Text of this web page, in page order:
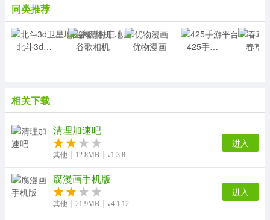
同类推荐
北斗3d卫星地图高清村庄地图 谷歌相机 优物漫画 425手游平台 春草
相关下载
清理加速吧
其他 12.8MB v1.3.8
进入
腐漫画手机版
其他 21.9MB v4.1.12
进入